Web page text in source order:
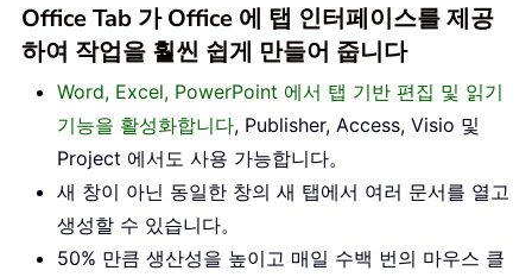
Office Tab 가 Office 에 탭 인터페이스를 제공
하여 작업을 훨씬 쉽게 만들어 줍니다
Word, Excel, PowerPoint 에서 탭 기반 편집 및 읽기
기능을 활성화합니다, Publisher, Access, Visio 및
Project 에서도 사용 가능합니다。
새 창이 아닌 동일한 창의 새 탭에서 여러 문서를 열고
생성할 수 있습니다。
50% 만큼 생산성을 높이고 매일 수백 번의 마우스 클